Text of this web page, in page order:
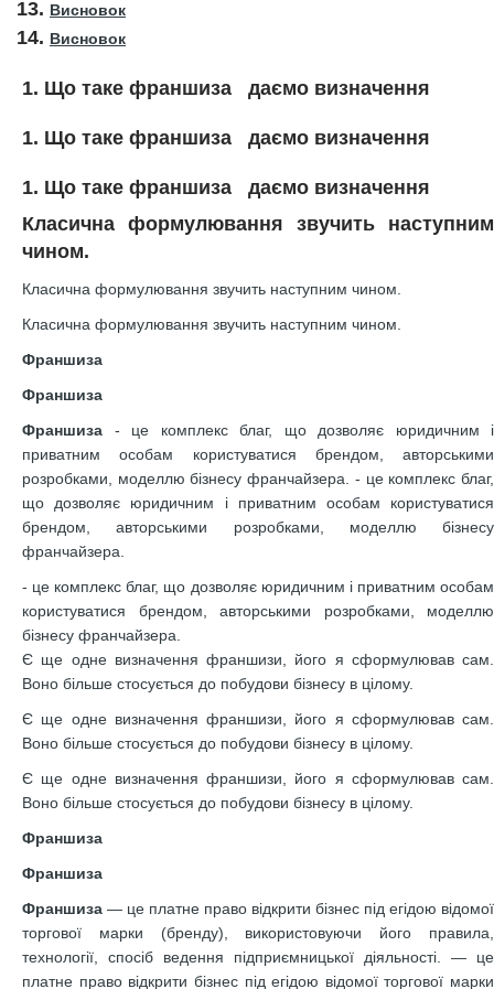
Висновок
Висновок
1. Що таке франшиза даємо визначення
1. Що таке франшиза даємо визначення
1. Що таке франшиза даємо визначення
Класична формулювання звучить наступним
чином.
Класична формулювання звучить наступним чином.
Класична формулювання звучить наступним чином.
Франшиза
Франшиза
Франшиза - це комплекс благ, що дозволяє юридичним і
приватним особам користуватися брендом, авторськими
розробками, моделлю бізнесу франчайзера. - це комплекс благ,
що дозволяє юридичним і приватним особам користуватися
брендом, авторськими розробками, моделлю бізнесу
франчайзера.
- це комплекс благ, що дозволяє юридичним і приватним особам
користуватися брендом, авторськими розробками, моделлю
бізнесу франчайзера.
Є ще одне визначення франшизи, його я сформулював сам.
Воно більше стосується до побудови бізнесу в цілому.
Є ще одне визначення франшизи, його я сформулював сам.
Воно більше стосується до побудови бізнесу в цілому.
Є ще одне визначення франшизи, його я сформулював сам.
Воно більше стосується до побудови бізнесу в цілому.
Франшиза
Франшиза
Франшиза — це платне право відкрити бізнес під егідою відомої
торгової марки (бренду), використовуючи його правила,
технології, спосіб ведення підприємницької діяльності. — це
платне право відкрити бізнес під егідою відомої торгової марки